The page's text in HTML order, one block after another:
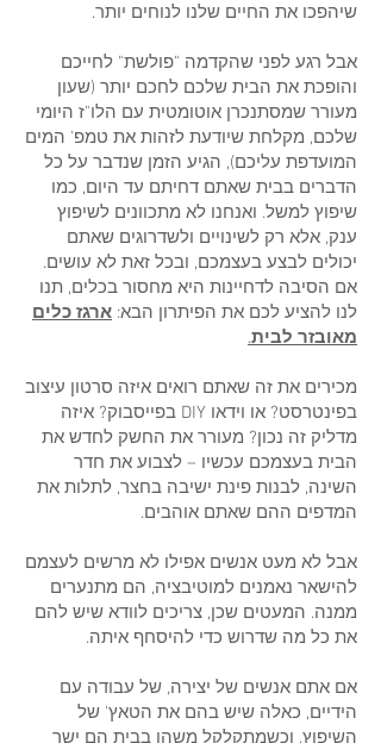
שיהפכו את החיים שלנו לנוחים יותר.
אבל רגע לפני שהקדמה "פולשת" לחייכם
והופכת את הבית שלכם לחכם יותר (שעון
מעורר שמסתנכרן אוטומטית עם הלו"ז היומי
שלכם, מקלחת שיודעת לזהות את טמפ' המים
המועדפת עליכם), הגיע הזמן שנדבר על כל
הדברים בבית שאתם דחיתם עד היום, כמו
שיפוץ למשל. ואנחנו לא מתכוונים לשיפוץ
ענק, אלא רק לשינויים ולשדרוגים שאתם
יכולים לבצע בעצמכם, ובכל זאת לא עושים.
אם הסיבה לדחיינות היא מחסור בכלים, תנו
לנו להציע לכם את הפיתרון הבא: ארגז כלים
מאובזר לבית.
מכירים את זה שאתם רואים איזה סרטון עיצוב
בפינטרסט? או וידאו DIY בפייסבוק? איזה
מדליק זה נכון? מעורר את החשק לחדש את
הבית בעצמכם עכשיו – לצבוע את חדר
השינה, לבנות פינת ישיבה בחצר, לתלות את
המדפים ההם שאתם אוהבים.
אבל לא מעט אנשים אפילו לא מרשים לעצמם
להישאר נאמנים למוטיבציה, הם מתנערים
ממנה. המעטים שכן, צריכים לוודא שיש להם
את כל מה שדרוש כדי להיסחף איתה.
אם אתם אנשים של יצירה, של עבודה עם
הידיים, כאלה שיש בהם את הטאץ' של
השיפוץ, וכשמתקלקל משהו בבית הם ישר